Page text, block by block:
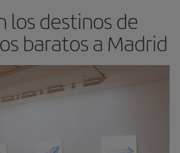
los destinos de
baratos a Madrid